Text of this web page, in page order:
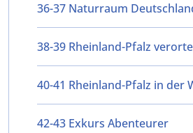
36-37 Naturraum
38-39 Rheinland-Pfalz
40-41 Rheinland-Pfalz in der
42-43 Exkurs Abenteurer